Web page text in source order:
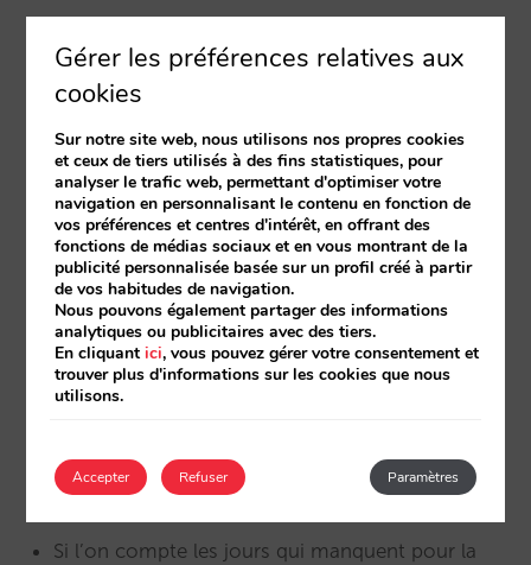
Vous créez une offre pour la semaine qui vient,
avec une anticipation minimum de 3 jours pour
être réservable.
Quelqu’un fait une réservation pour arriver
demain et séjourner 2 semaines.
Cette réservation devrait-elle bénéficier de
l’offre pendant la semaine qui vient?
Si l’on compte les jours de la réservation qui
proposée puisqu’il arrive demain et donc de
remplit pas le critère des 3 jours minimum.
Si l’on compte les jours qui manquent pour la
Gérer les préférences relatives aux
cookies
Sur notre site web, nous utilisons nos propres cookies
et ceux de tiers utilisés à des fins statistiques, pour
analyser le trafic web, permettant d'optimiser votre
navigation en personnalisant le contenu en fonction de
vos préférences et centres d'intérêt, en offrant des
fonctions de médias sociaux et en vous montrant de la
publicité personnalisée basée sur un profil créé à partir
de vos habitudes de navigation.
Nous pouvons également partager des informations
analytiques ou publicitaires avec des tiers.
En cliquantici, vous pouvez gérer votre consentement et
trouver plus d'informations sur les cookies que nous
utilisons.
Accepter Paramètres
Refuser